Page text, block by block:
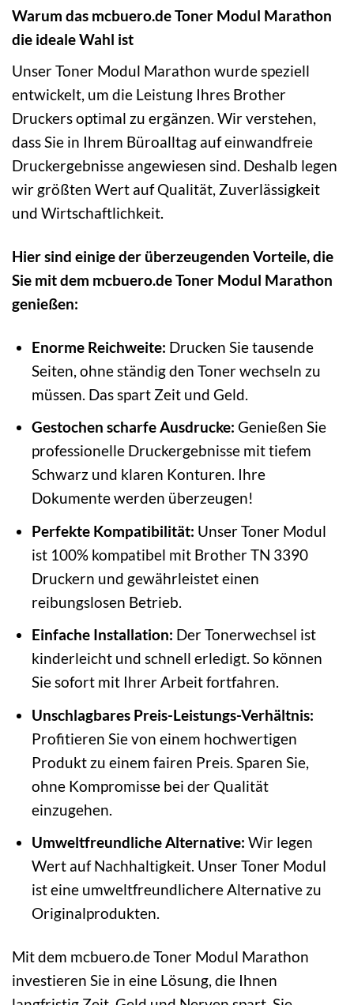
Warum das mcbuero.de Toner Modul Marathon
die ideale Wahl ist
Unser Toner Modul Marathon wurde speziell
entwickelt, um die Leistung Ihres Brother
Druckers optimal zu ergänzen. Wir verstehen,
dass Sie in Ihrem Büroalltag auf einwandfreie
Druckergebnisse angewiesen sind. Deshalb legen
wir größten Wert auf Qualität, Zuverlässigkeit
und Wirtschaftlichkeit.
Hier sind einige der überzeugenden Vorteile, die
Sie mit dem mcbuero.de Toner Modul Marathon
genießen:
Enorme Reichweite: Drucken Sie tausende
Seiten, ohne ständig den Toner wechseln zu
müssen. Das spart Zeit und Geld.
Gestochen scharfe Ausdrucke: Genießen Sie
professionelle Druckergebnisse mit tiefem
Schwarz und klaren Konturen. Ihre
Dokumente werden überzeugen!
Perfekte Kompatibilität: Unser Toner Modul
ist 100% kompatibel mit Brother TN 3390
Druckern und gewährleistet einen
reibungslosen Betrieb.
Einfache Installation: Der Tonerwechsel ist
kinderleicht und schnell erledigt. So können
Sie sofort mit Ihrer Arbeit fortfahren.
Unschlagbares Preis-Leistungs-Verhältnis:
Profitieren Sie von einem hochwertigen
Produkt zu einem fairen Preis. Sparen Sie,
ohne Kompromisse bei der Qualität
einzugehen.
Umweltfreundliche Alternative: Wir legen
Wert auf Nachhaltigkeit. Unser Toner Modul
ist eine umweltfreundlichere Alternative zu
Originalprodukten.
Mit dem mcbuero.de Toner Modul Marathon
investieren Sie in eine Lösung, die Ihnen